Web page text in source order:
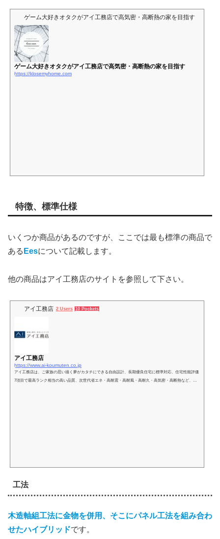
ゲーム大好きオタクがアイ工務店で高気密・高断熱の家を目指す
ゲーム大好きオタクがアイ工務店で高気密・高断熱の家を目指す
https://klosemyhome.com
特徴、標準仕様
いくつか商品があるのですが、ここでは最も標準の商品で
ある Eesについて記載します。
他の商品はアイ工務店のサイトを参照して下さい。
アイ工務店 2 Users 10 Pockets
アイ工務店
https://www.ai-koumuten.co.jp
アイ工務店は、ご家族の思い描く夢がカタチにできる自由設計、長期優良住宅に標準対応、住宅性能評価
7項目で最高ランク相当の高い品質、次世代省エネ・高耐震・高耐風・高耐久・高気密・高断熱など、安
工法
木造軸組工法に金物を併用、そこにパネル工法を組み合わ
せたハイブリッドです。